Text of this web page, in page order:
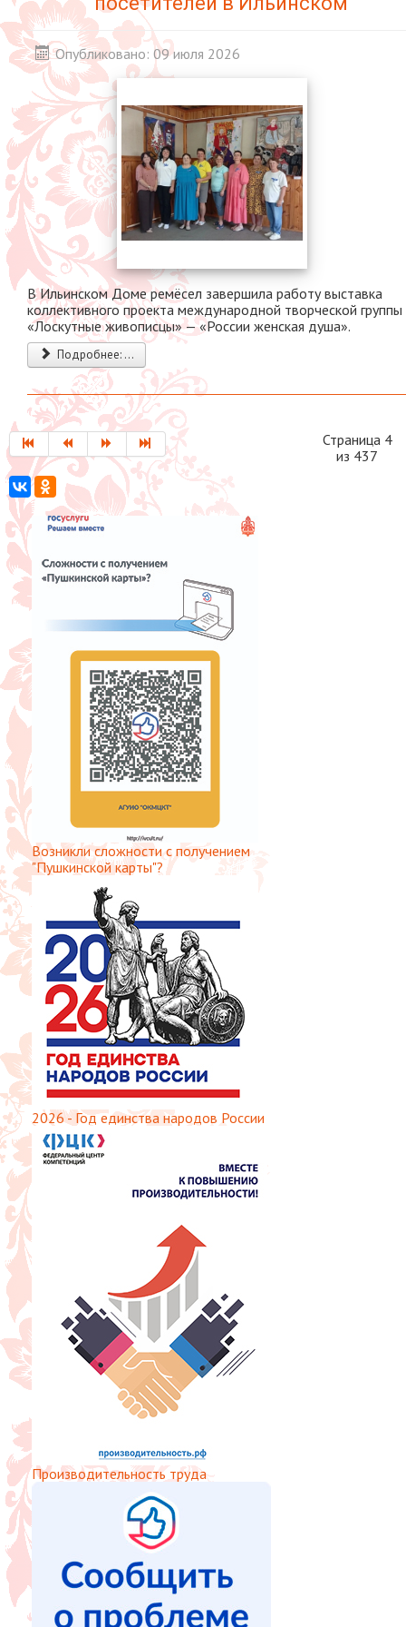
Опубликовано: 09 июля 2026
В Ильинском Доме ремёсел завершила работу выставка
коллективного проекта международной творческой группы
«Лоскутные живописцы» — «России женская душа».
Подробнее: ...
Страница 4
из 437
Возникли сложности с получением
"Пушкинской карты"?
2026 - Год единства народов России
Производительность труда